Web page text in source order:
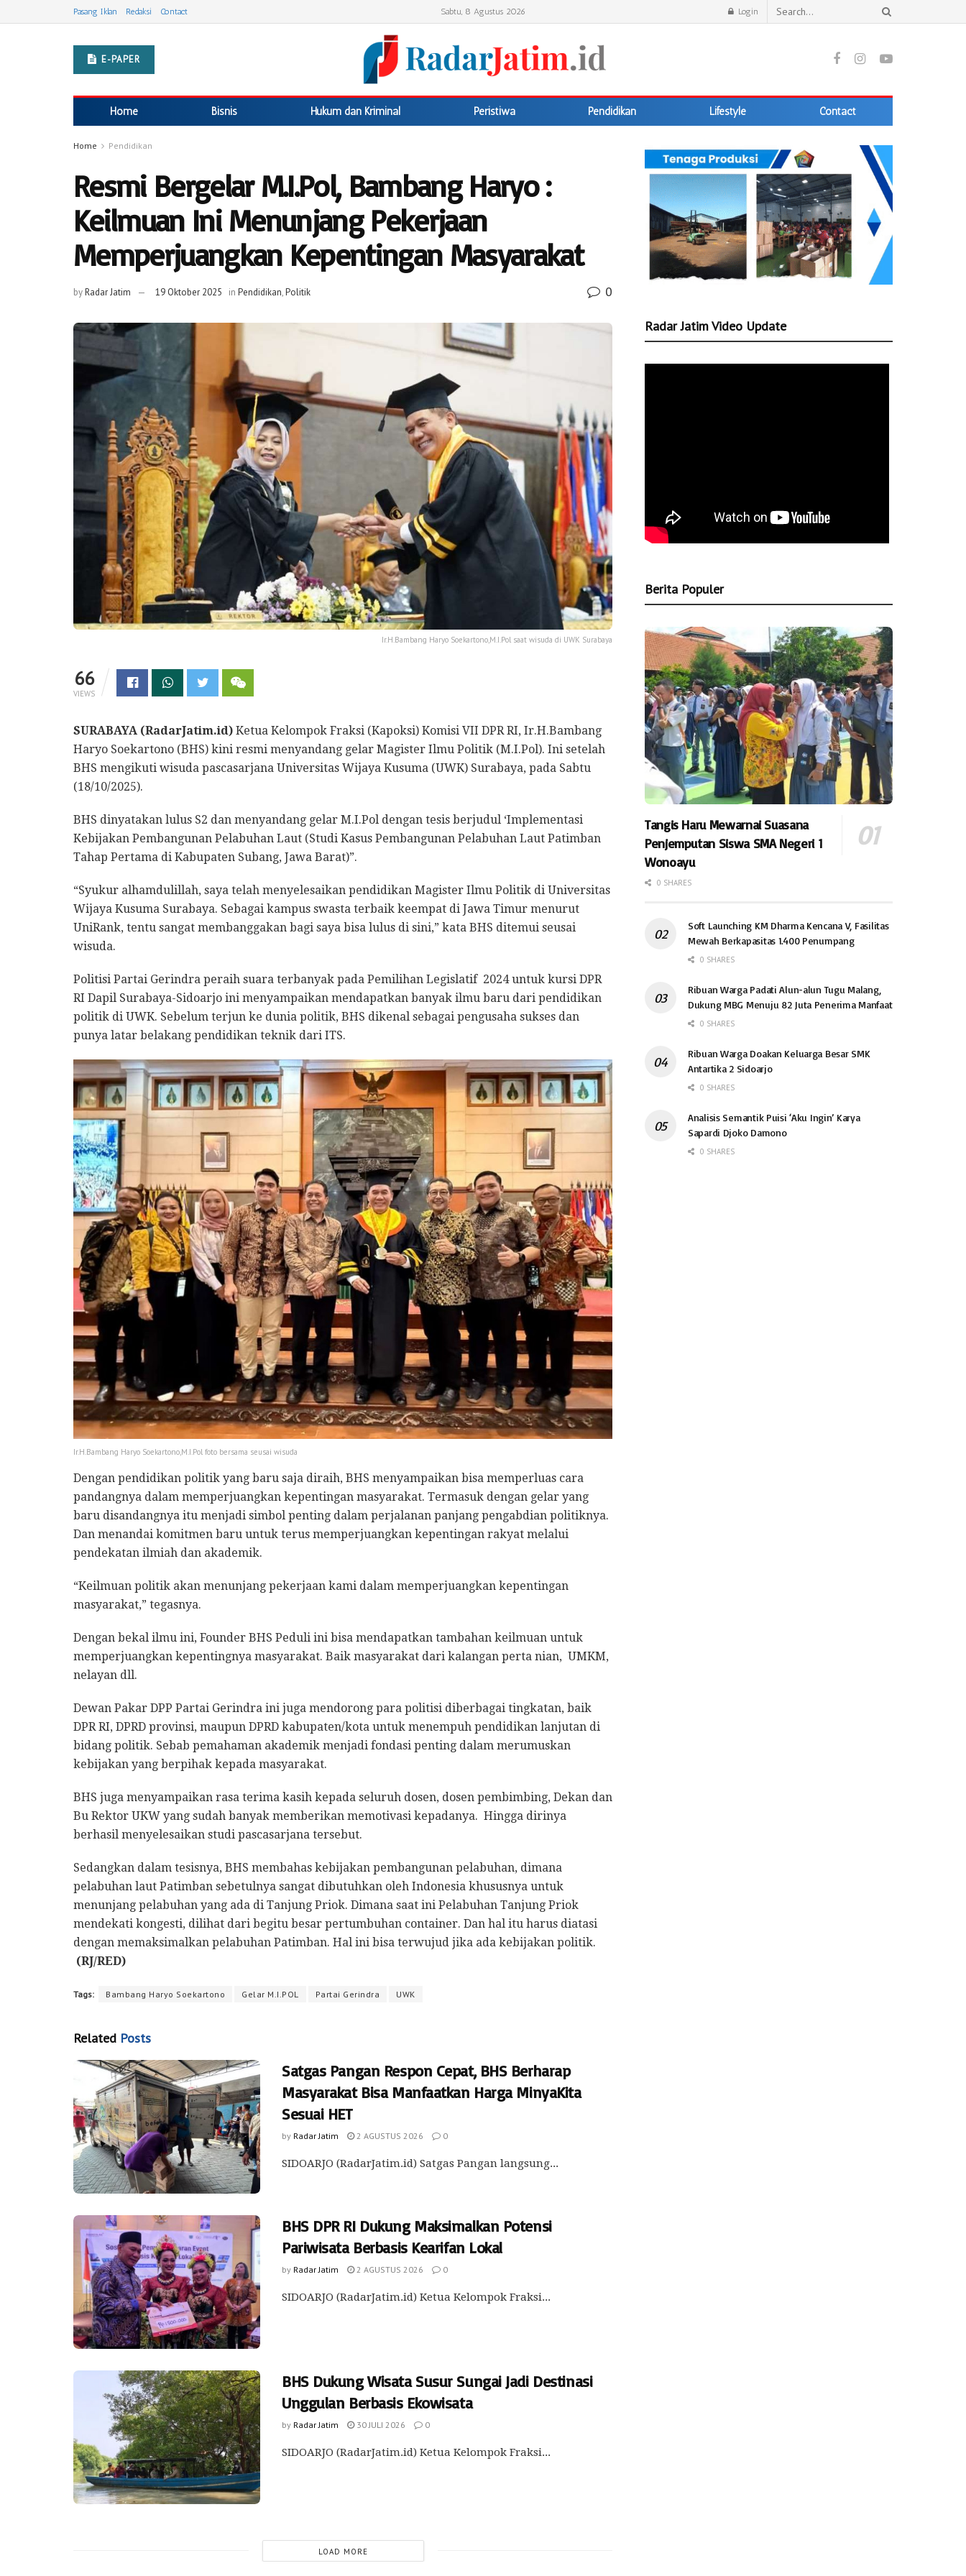
Pasang Iklan Redaksi Contact Sabtu, 8 Agustus 2026 Login
E-PAPER
Home Bisnis Hukum dan Kriminal Peristiwa Pendidikan Lifestyle Contact
Home Pendidikan
Resmi Bergelar M.I.Pol, Bambang Haryo :
Keilmuan Ini Menunjang Pekerjaan
Memperjuangkan Kepentingan Masyarakat
byRadar Jatim 19 Oktober 2025 in Pendidikan,Politik 0
Ir.H.Bambang Haryo Soekartono,M.I.Pol saat wisuda di UWK Surabaya
66
VIEWS
SURABAYA (RadarJatim.id) Ketua Kelompok Fraksi (Kapoksi) Komisi VII DPR RI, Ir.H.Bambang
Haryo Soekartono (BHS) kini resmi menyandang gelar Magister Ilmu Politik (M.I.Pol). Ini setelah
BHS mengikuti wisuda pascasarjana Universitas Wijaya Kusuma (UWK) Surabaya, pada Sabtu
(18/10/2025).
BHS dinyatakan lulus S2 dan menyandang gelar M.I.Pol dengan tesis berjudul ‘Implementasi
Kebijakan Pembangunan Pelabuhan Laut (Studi Kasus Pembangunan Pelabuhan Laut Patimban
Tahap Pertama di Kabupaten Subang, Jawa Barat)”.
“Syukur alhamdulillah, saya telah menyelesaikan pendidikan Magister Ilmu Politik di Universitas
Wijaya Kusuma Surabaya. Sebagai kampus swasta terbaik keempat di Jawa Timur menurut
UniRank, tentu sangat membanggakan bagi saya bisa lulus di sini,” kata BHS ditemui seusai
wisuda.
Politisi Partai Gerindra peraih suara terbanyak pada Pemilihan Legislatif 2024 untuk kursi DPR
RI Dapil Surabaya-Sidoarjo ini menyampaikan mendapatkan banyak ilmu baru dari pendidikan
politik di UWK. Sebelum terjun ke dunia politik, BHS dikenal sebagai pengusaha sukses dan
punya latar belakang pendidikan teknik dari ITS.
‏Ir.H.Bambang Haryo Soekartono,M.I.Pol foto bersama seusai wisuda
Dengan pendidikan politik yang baru saja diraih, BHS menyampaikan bisa memperluas cara
pandangnya dalam memperjuangkan kepentingan masyarakat. Termasuk dengan gelar yang
baru disandangnya itu menjadi simbol penting dalam perjalanan panjang pengabdian politiknya.
Dan menandai komitmen baru untuk terus memperjuangkan kepentingan rakyat melalui
pendekatan ilmiah dan akademik.
“Keilmuan politik akan menunjang pekerjaan kami dalam memperjuangkan kepentingan
masyarakat,” tegasnya.
Dengan bekal ilmu ini, Founder BHS Peduli ini bisa mendapatkan tambahan keilmuan untuk
memperjuangkan kepentingnya masyarakat. Baik masyarakat dari kalangan perta nian, UMKM,
nelayan dll.
Dewan Pakar DPP Partai Gerindra ini juga mendorong para politisi diberbagai tingkatan, baik
DPR RI, DPRD provinsi, maupun DPRD kabupaten/kota untuk menempuh pendidikan lanjutan di
bidang politik. Sebab pemahaman akademik menjadi fondasi penting dalam merumuskan
kebijakan yang berpihak kepada masyarakat.
BHS juga menyampaikan rasa terima kasih kepada seluruh dosen, dosen pembimbing, Dekan dan
Bu Rektor UKW yang sudah banyak memberikan memotivasi kepadanya. Hingga dirinya
berhasil menyelesaikan studi pascasarjana tersebut.
Sedangkan dalam tesisnya, BHS membahas kebijakan pembangunan pelabuhan, dimana
pelabuhan laut Patimban sebetulnya sangat dibutuhkan oleh Indonesia khususnya untuk
menunjang pelabuhan yang ada di Tanjung Priok. Dimana saat ini Pelabuhan Tanjung Priok
mendekati kongesti, dilihat dari begitu besar pertumbuhan container. Dan hal itu harus diatasi
dengan memaksimalkan pelabuhan Patimban. Hal ini bisa terwujud jika ada kebijakan politik.
(RJ/RED)
Tags: Bambang Haryo Soekartono Gelar M.I.POL Partai Gerindra UWK
Related Posts
Satgas Pangan Respon Cepat, BHS Berharap
Masyarakat Bisa Manfaatkan Harga MinyaKita
Sesuai HET
by Radar Jatim 2 AGUSTUS 2026 0
SIDOARJO (RadarJatim.id) Satgas Pangan langsung...
BHS DPR RI Dukung Maksimalkan Potensi
Pariwisata Berbasis Kearifan Lokal
by Radar Jatim 2 AGUSTUS 2026 0
SIDOARJO (RadarJatim.id) Ketua Kelompok Fraksi...
BHS Dukung Wisata Susur Sungai Jadi Destinasi
Unggulan Berbasis Ekowisata
by Radar Jatim 30 JULI 2026 0
‎SIDOARJO (RadarJatim.id) Ketua Kelompok Fraksi...
LOAD MORE
Radar Jatim Video Update
Berita Populer
Tangis Haru Mewarnai Suasana
Penjemputan Siswa SMA Negeri 1
Wonoayu
0 SHARES
Soft Launching KM Dharma Kencana V, Fasilitas
Mewah Berkapasitas 1.400 Penumpang
0 SHARES
Ribuan Warga Padati Alun-alun Tugu Malang,
Dukung MBG Menuju 82 Juta Penerima Manfaat
0 SHARES
Ribuan Warga Doakan Keluarga Besar SMK
Antartika 2 Sidoarjo
0 SHARES
Analisis Semantik Puisi ‘Aku Ingin’ Karya
Sapardi Djoko Damono
0 SHARES